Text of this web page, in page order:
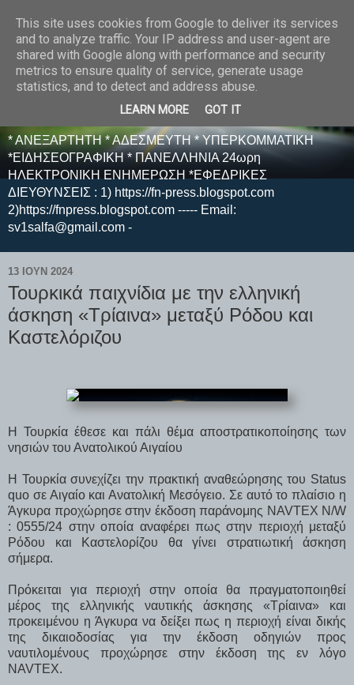
E F E N P R E S S -
ΗΛΕΚΤΡΟΝΙΚΗ
ΕΦΗΜΕΡΙΔΑ
* ΑΝΕΞΑΡΤΗΤΗ * ΑΔΕΣΜΕΥΤΗ * ΥΠΕΡΚΟΜΜΑΤΙΚΗ
*ΕΙΔΗΣΕΟΓΡΑΦΙΚΗ * ΠΑΝΕΛΛΗΝΙΑ 24ωρη
ΗΛΕΚΤΡΟΝΙΚΗ ΕΝΗΜΕΡΩΣΗ *ΕΦΕΔΡΙΚΕΣ
ΔΙΕΥΘΥΝΣΕΙΣ : 1) https://fn-press.blogspot.com
2)https://fnpress.blogspot.com ----- Email:
sv1salfa@gmail.com -
13 ΙΟΥΝ 2024
Τουρκικά παιχνίδια με την ελληνική
άσκηση «Τρίαινα» μεταξύ Ρόδου και
Καστελόριζου
Η Τουρκία έθεσε και πάλι θέμα αποστρατικοποίησης των
νησιών του Ανατολικού Αιγαίου
Η Τουρκία συνεχίζει την πρακτική αναθεώρησης του Status
quo σε Αιγαίο και Ανατολική Μεσόγειο. Σε αυτό το πλαίσιο η
Άγκυρα προχώρησε στην έκδοση παράνομης NAVTEX N/W
: 0555/24 στην οποία αναφέρει πως στην περιοχή μεταξύ
Ρόδου και Καστελορίζου θα γίνει στρατιωτική άσκηση
σήμερα.
Πρόκειται για περιοχή στην οποία θα πραγματοποιηθεί
μέρος της ελληνικής ναυτικής άσκησης «Τρίαινα» και
προκειμένου η Άγκυρα να δείξει πως η περιοχή είναι δικής
της δικαιοδοσίας για την έκδοση οδηγιών προς
ναυτιλομένους προχώρησε στην έκδοση της εν λόγο
NAVTEX.
This site uses cookies from Google to deliver its services
and to analyze traffic. Your IP address and user-agent are
shared with Google along with performance and security
metrics to ensure quality of service, generate usage
statistics, and to detect and address abuse.
LEARN MORE GOT IT